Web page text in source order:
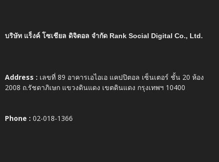
บริษัท แร็งค์ โซเชียล ดิจิตอล จำกัด Rank Social Digital Co., Ltd.
Address : เลขที่ 89 อาคารเอไอเอ แคปปิตอล เซ็นเตอร์ ชั้น 20 ห้อง
2008 ถ.รัชดาภิเษก แขวงดินแดง เขตดินแดง กรุงเทพฯ 10400
Phone : 02-018-1366